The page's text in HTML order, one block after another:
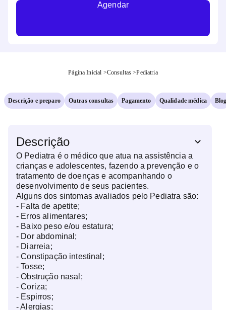
Agendar
Página Inicial >Consultas >Pediatria
Descrição e preparo Outras consultas Pagamento Qualidade médica
Descrição
O Pediatra é o médico que atua na assistência a
crianças e adolescentes, fazendo a prevenção e o
tratamento de doenças e acompanhando o
desenvolvimento de seus pacientes.
Alguns dos sintomas avaliados pelo Pediatra são:
- Falta de apetite;
- Erros alimentares;
- Baixo peso e/ou estatura;
- Dor abdominal;
- Diarreia;
- Constipação intestinal;
- Tosse;
- Obstrução nasal;
- Coriza;
- Espirros;
- Alergias;